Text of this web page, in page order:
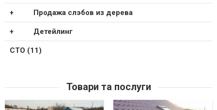
Продажа слэбов из дерева
Детейлинг
СТО (11)
Товари та послуги